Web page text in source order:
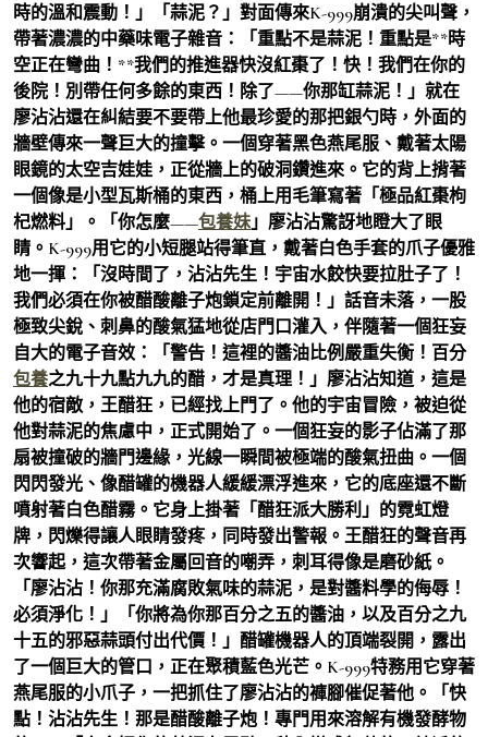
時的溫和震動！」「蒜泥？」對面傳來K-999崩潰的尖叫聲，
帶著濃濃的中藥味電子雜音：「重點不是蒜泥！重點是**時
空正在彎曲！**我們的推進器快沒紅棗了！快！我們在你的
後院！別帶任何多餘的東西！除了——你那缸蒜泥！」就在
廖沾沾還在糾結要不要帶上他最珍愛的那把銀勺時，外面的
牆壁傳來一聲巨大的撞擊。一個穿著黑色燕尾服、戴著太陽
眼鏡的太空吉娃娃，正從牆上的破洞鑽進來。它的背上揹著
一個像是小型瓦斯桶的東西，桶上用毛筆寫著「極品紅棗枸
杞燃料」。「你怎麼——包養妹 」廖沾沾驚訝地瞪大了眼
睛。K-999用它的小短腿站得筆直，戴著白色手套的爪子優雅
地一揮：「沒時間了，沾沾先生！宇宙水餃快要拉肚子了！
我們必須在你被醋酸離子炮鎖定前離開！」話音未落，一股
極致尖銳、刺鼻的酸氣猛地從店門口灌入，伴隨著一個狂妄
自大的電子音效：「警告！這裡的醬油比例嚴重失衡！百分
包養之九十九點九九的醋，才是真理！」廖沾沾知道，這是
他的宿敵，王醋狂，已經找上門了。他的宇宙冒險，被迫從
他對蒜泥的焦慮中，正式開始了。一個狂妄的影子佔滿了那
扇被撞破的牆門邊緣，光線一瞬間被極端的酸氣扭曲。一個
閃閃發光、像醋罐的機器人緩緩漂浮進來，它的底座還不斷
噴射著白色醋霧。它身上掛著「醋狂派大勝利」的霓虹燈
牌，閃爍得讓人眼睛發疼，同時發出警報。王醋狂的聲音再
次響起，這次帶著金屬回音的嘲弄，刺耳得像是磨砂紙。
「廖沾沾！你那充滿腐敗氣味的蒜泥，是對醬料學的侮辱！
必須淨化！」「你將為你那百分之五的醬油，以及百分之九
十五的邪惡蒜頭付出代價！」醋罐機器人的頂端裂開，露出
了一個巨大的管口，正在聚積藍色光芒。K-999特務用它穿著
燕尾服的小爪子，一把抓住了廖沾沾的褲腳催促著他。「快
點！沾沾先生！那是醋酸離子炮！專門用來溶解有機發酵物